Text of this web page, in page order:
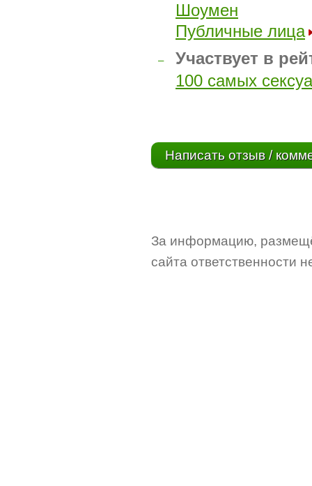
Шоумен
Публичные лица
–
Участвует в
100 самых
Написать отзыв /
За информацию,
сайта ответственности